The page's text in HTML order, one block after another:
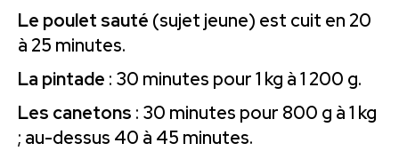
Le poulet sauté (sujet jeune) est cuit en 20
à 25 minutes.
La pintade : 30 minutes pour 1 kg à 1 200 g.
Les canetons : 30 minutes pour 800 g à 1 kg
; au-dessus 40 à 45 minutes.